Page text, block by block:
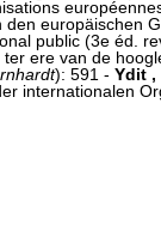
europäischen
public (3e éd.
ere van de
): 591 - Ydit ,
internationalen